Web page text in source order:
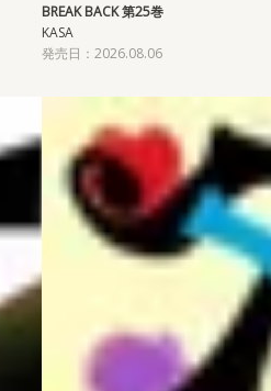
BREAK BACK 第25巻
KASA
発売日：2026.08.06